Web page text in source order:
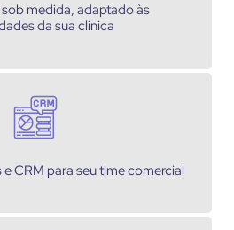
medida, adaptado às
da sua clínica
CRM para seu time comercial